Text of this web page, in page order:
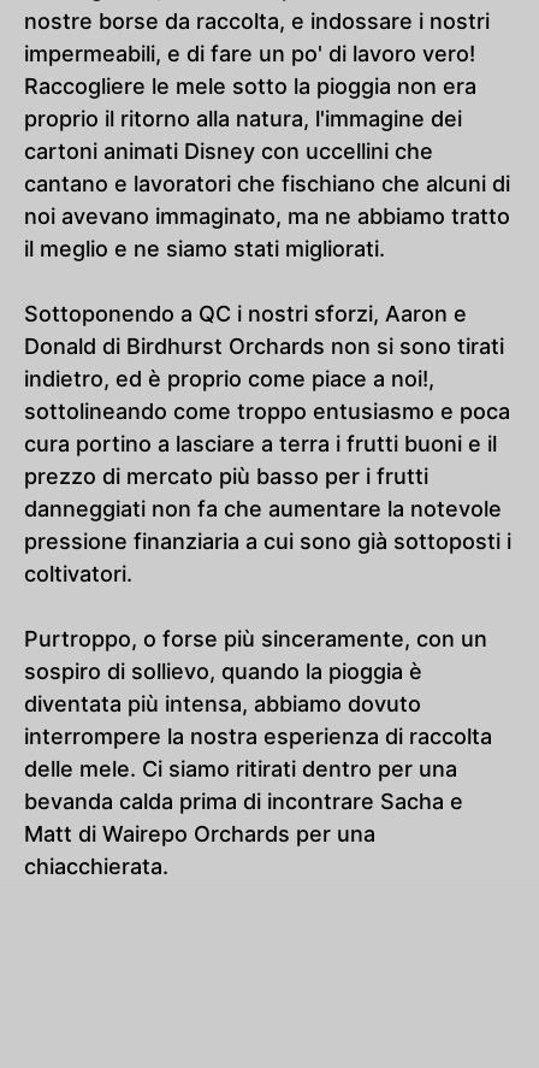
nostre borse da raccolta, e indossare i nostri
impermeabili, e di fare un po' di lavoro vero!
Raccogliere le mele sotto la pioggia non era
proprio il ritorno alla natura, l'immagine dei
cartoni animati Disney con uccellini che
cantano e lavoratori che fischiano che alcuni di
noi avevano immaginato, ma ne abbiamo tratto
il meglio e ne siamo stati migliorati.
Sottoponendo a QC i nostri sforzi, Aaron e
Donald di Birdhurst Orchards non si sono tirati
indietro, ed è proprio come piace a noi!,
sottolineando come troppo entusiasmo e poca
cura portino a lasciare a terra i frutti buoni e il
prezzo di mercato più basso per i frutti
danneggiati non fa che aumentare la notevole
pressione finanziaria a cui sono già sottoposti i
coltivatori.
Purtroppo, o forse più sinceramente, con un
sospiro di sollievo, quando la pioggia è
diventata più intensa, abbiamo dovuto
interrompere la nostra esperienza di raccolta
delle mele. Ci siamo ritirati dentro per una
bevanda calda prima di incontrare Sacha e
Matt di Wairepo Orchards per una
chiacchierata.